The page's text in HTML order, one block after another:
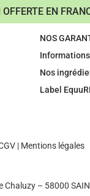
EN
NOS
Nos
Label
| Mentions légales
Chaluzy – 58000